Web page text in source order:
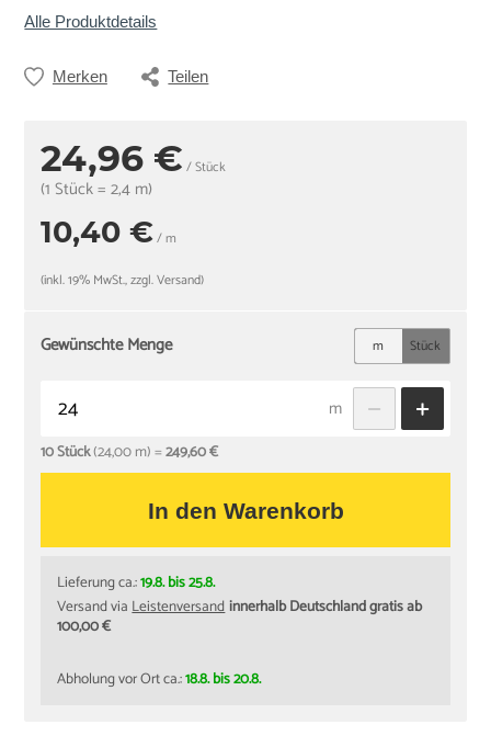
Alle Produktdetails
Merken Teilen
24,96 € / Stück
(1 Stück = 2,4 m)
10,40 €/ m
(inkl. 19% MwSt., zzgl. Versand)
Gewünschte Menge m Stück
m
10 Stück(24,00 m) =249,60 €
In den Warenkorb
Lieferung ca.:19.8. bis 25.8.
Versand viaLeistenversandinnerhalb Deutschland gratis ab
100,00 €
Abholung vor Ort ca.:18.8. bis 20.8.